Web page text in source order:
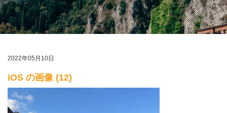
2022年05月10日
iOS の画像 (12)